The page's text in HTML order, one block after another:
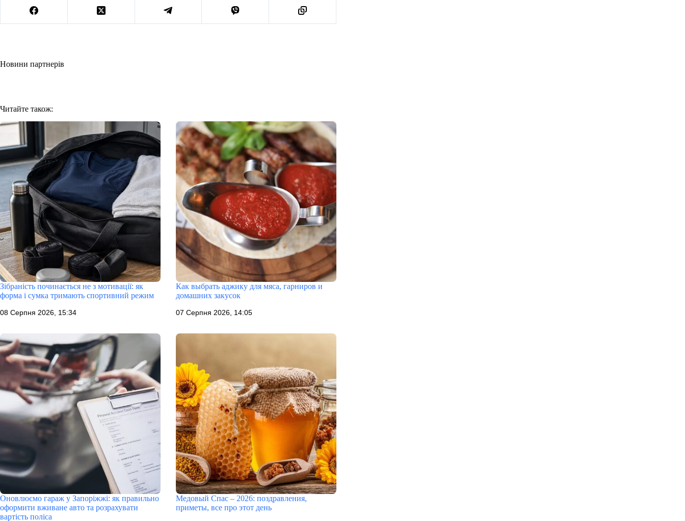
Новини партнерів
Читайте також:
Зібраність починається не з мотивації: як
форма і сумка тримають спортивний режим
08 Серпня 2026, 15:34
Как выбрать аджику для мяса, гарниров и
домашних закусок
07 Серпня 2026, 14:05
Оновлюємо гараж у Запоріжжі: як правильно
оформити вживане авто та розрахувати
вартість поліса
Медовый Спас – 2026: поздравления,
приметы, все про этот день